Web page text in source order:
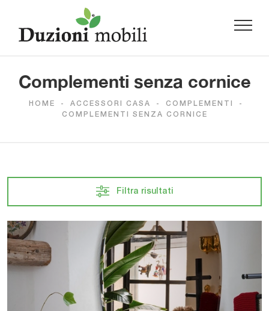
Complementi senza cornice
HOME - ACCESSORI CASA - COMPLEMENTI
-
COMPLEMENTI SENZA CORNICE
Filtra risultati